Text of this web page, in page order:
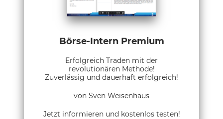
Börse-Intern Premium
Erfolgreich Traden mit der
revolutionären Methode!
Zuverlässig und dauerhaft erfolgreich!
von Sven Weisenhaus
Jetzt informieren und kostenlos testen!